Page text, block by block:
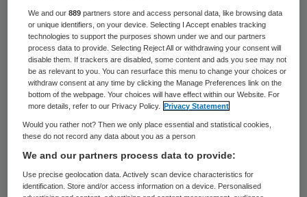
er baat bij hebben.
Fampyra geneest niet, maar verbetert wel
het loopvermogen. Dat komt naar voren uit
onderzoek bij meerderjarige MS-patiënten
met ernstige loopbeperkingen. Het middel is
een aanvulling op bijvoorbeeld fysiotherapie
of oefentherapie. Minister Bruins volgt
adviesvan Zorginistituut Nederland en dus
wordt Fampyra vanaf 1 september vergoed
We and our889 partners store and access personal data, like browsing data
or unique identifiers, on your device. Selecting I Accept enables tracking
technologies to support the purposes shown under we and our partners
process data to provide. Selecting Reject All or withdrawing your consent will
disable them. If trackers are disabled, some content and ads you see may not
be as relevant to you. You can resurface this menu to change your choices or
withdraw consent at any time by clicking the Manage Preferences link on the
bottom of the webpage. Your choices will have effect within our Website. For
more details, refer to our Privacy Policy.
Privacy Statement
Would you rather not? Then we only place essential and statistical cookies,
these do not record any data about you as a person
We and our partners process data to provide:
Use precise geolocation data. Actively scan device characteristics for
identification. Store and/or access information on a device. Personalised